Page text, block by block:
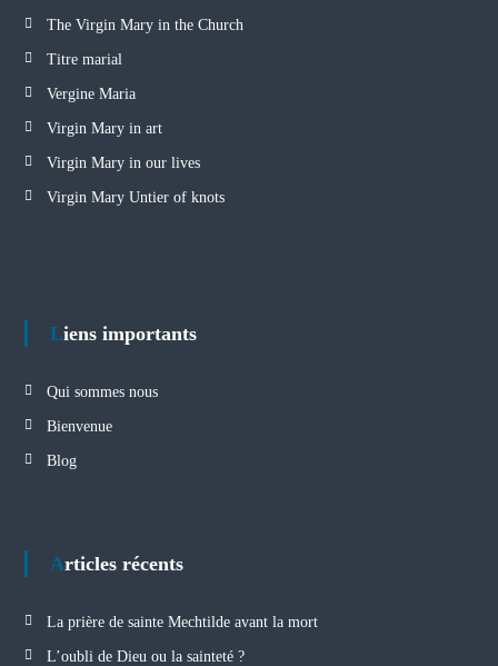
The Virgin Mary in the Church
Titre marial
Vergine Maria
Virgin Mary in art
Virgin Mary in our lives
Virgin Mary Untier of knots
Liens importants
Qui sommes nous
Bienvenue
Blog
Articles récents
La prière de sainte Mechtilde avant la mort
L’oubli de Dieu ou la sainteté ?